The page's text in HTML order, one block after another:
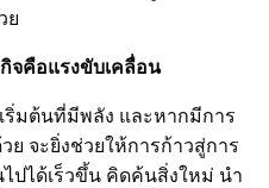
ย
จคือแรงขับเคลื่อน
ริ่มต้นที่มีพลัง และหากมีการ
ย จะยิ่งช่วยให้การก้าวสู่การ
ปได้เร็วขึ้น คิดค้นสิ่งใหม่ นำ